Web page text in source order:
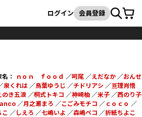
検索
ログイン 会員登録カート
： ｎｏｎ ｆｏｏｄ ／呵尾／えだなか／おんせ
泉くれは／鳥葉ゆうじ ／チドリアシ ／亘理肖悟
のき五浪／桐式トキコ ／神崎柚／米子／西のり子
／月之瀬まろ ／こごみモチコ ／ｃｏｃｏ ／
こ ／しえろ ／七嶋いよ ／森嶋ペコ ／折紙ちよこ